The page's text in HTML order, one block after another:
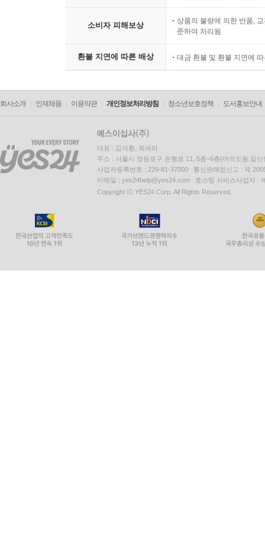
소비자 피해보상
상품의 불량에 의한 반품,
준하여 처리됨
환불 지연에 따른 배상 대금 환불 및 환불 지연에
회사소개 인재채용 이용약관 개인정보처리방침 청소년보호정책 도서홍보안내
대표 : 김석환, 최세라
주소 : 서울시 영등포구 은행로 11, 5층~6층(여의도동,일신
사업자등록번호 : 229-81-37000 통신판매업신고 : 제
이메일 : yes24help@yes24.com 호스팅 서비스사업자 :
Copyright ⓒ YES24 Corp. All Rights Reserved.